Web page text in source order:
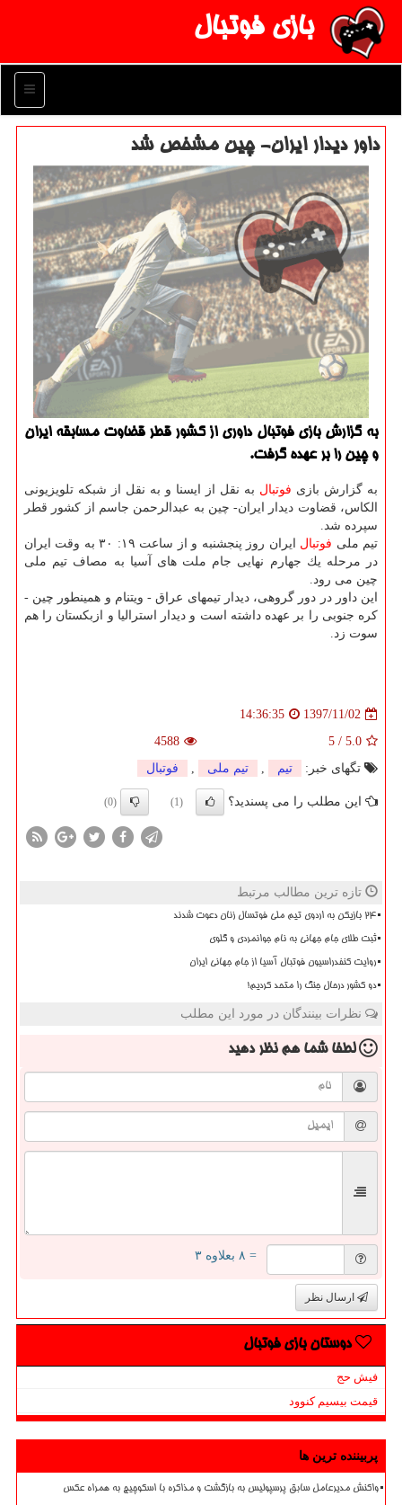
بازی فوتبال
منو
داور دیدار ایران- چین مشخص شد
به گزارش بازی فوتبال داوری از كشور قطر قضاوت مسابقه ایران
و چین را بر عهده گرفت.
به گزارش بازی فوتبال به نقل از ایسنا و به نقل از شبكه تلویزیونی
الكاس، قضاوت دیدار ایران- چین به عبدالرحمن جاسم از كشور قطر
سپرده شد.
تیم ملی فوتبال
ایران روز پنجشنبه و از ساعت ۱۹: ۳۰ به وقت ایران
در مرحله یك جهارم نهایی جام ملت های آسیا به مصاف تیم ملی
چین می رود.
این داور در دور گروهی، دیدار تیمهای عراق - ویتنام و همینطور چین -
كره جنوبی را بر عهده داشته است و دیدار استرالیا و ازبكستان را هم
سوت زد.
1397/11/02
14:36:35
5.0
/
5
4588
تگهای خبر:
تیم , تیم ملی , فوتبال
این مطلب را می پسندید؟ (1)
(0)
تازه ترین مطالب مرتبط
۲۴ بازیکن به اردوی تیم ملی فوتسال زنان دعوت شدند
ثبت طلای جام جهانی به نام جوانمردی و گلوی
روایت کنفدراسیون فوتبال آسیا از جام جهانی ایران
دو کشور درحال جنگ را متحد کردیم!
نظرات بینندگان در مورد این مطلب
لطفا شما همنظر دهید
= ۸ بعلاوه ۳
ارسال نظر
دوستان بازی فوتبال
فیش حج
قیمت بیسیم کنوود
پربیننده ترین ها
واکنش مدیرعامل سابق پرسپولیس به بازگشت و مذاکره با اسکوچیچ به همراه عکس